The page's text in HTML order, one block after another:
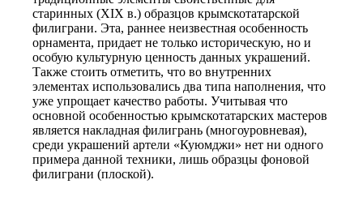
старинных (XIX в.) образцов крымскотатарской
филиграни. Эта, раннее неизвестная особенность
орнамента, придает не только историческую, но и
особую культурную ценность данных украшений.
Также стоить отметить, что во внутренних
элементах использовались два типа наполнения, что
уже упрощает качество работы. Учитывая что
основной особенностью крымскотатарских мастеров
является накладная филигрань (многоуровневая),
среди украшений артели «Куюмджи» нет ни одного
примера данной техники, лишь образцы фоновой
филиграни (плоской).